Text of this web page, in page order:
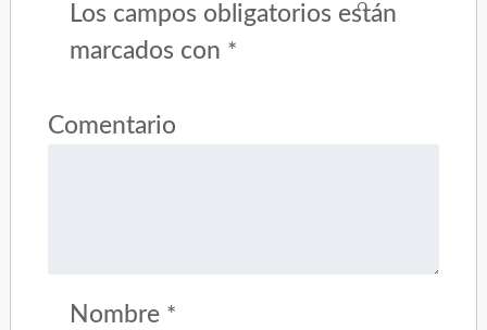
Los campos obligatorios están
marcados con *
Comentario
Nombre *